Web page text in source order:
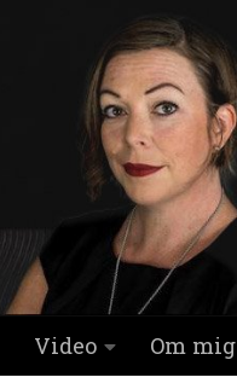
Video Om mig